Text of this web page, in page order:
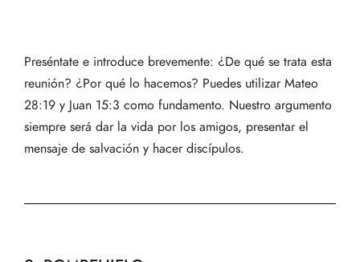
Preséntate e introduce brevemente: ¿De qué se trata esta
reunión? ¿Por qué lo hacemos? Puedes utilizar Mateo
28:19 y Juan 15:3 como fundamento. Nuestro argumento
siempre será dar la vida por los amigos, presentar el
mensaje de salvación y hacer discípulos.